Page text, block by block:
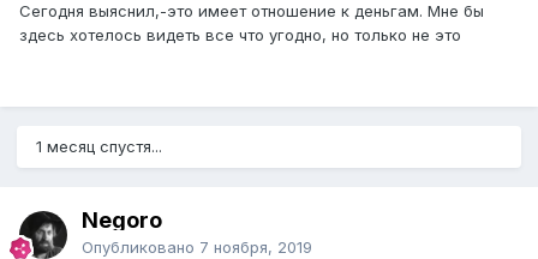
Сегодня выяснил,-это имеет отношение к деньгам. Мне бы
здесь хотелось видеть все что угодно, но только не это
1 месяц спустя...
Negoro
Опубликовано 7 ноября, 2019